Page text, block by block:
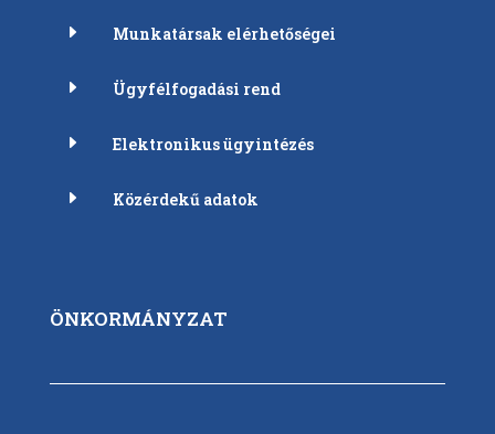
E Munkatársak elérhetőségei
E Ügyfélfogadási rend
E Elektronikus ügyintézés
E Közérdekű adatok
ÖNKORMÁNYZAT